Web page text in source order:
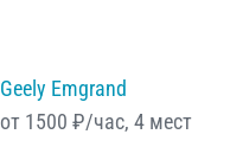
Geely Emgrand
от 1500 ₽/час, 4 мест